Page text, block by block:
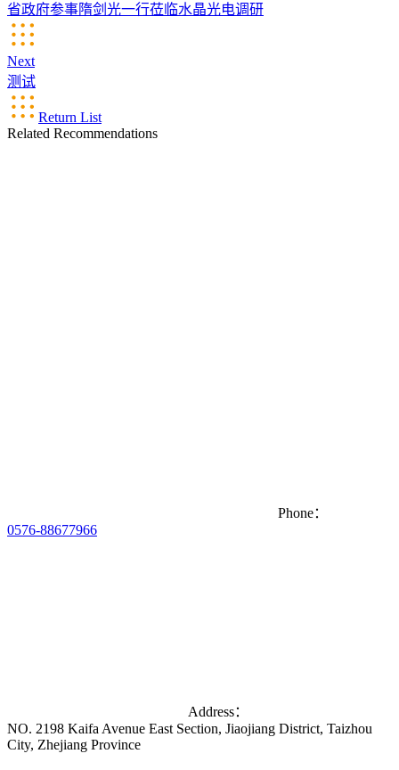
省政府参事隋剑光一行莅临水晶光电调研
Next
测试
Return List
Related Recommendations
Phone：
0576-88677966
Address：
NO. 2198 Kaifa Avenue East Section, Jiaojiang District, Taizhou
City, Zhejiang Province